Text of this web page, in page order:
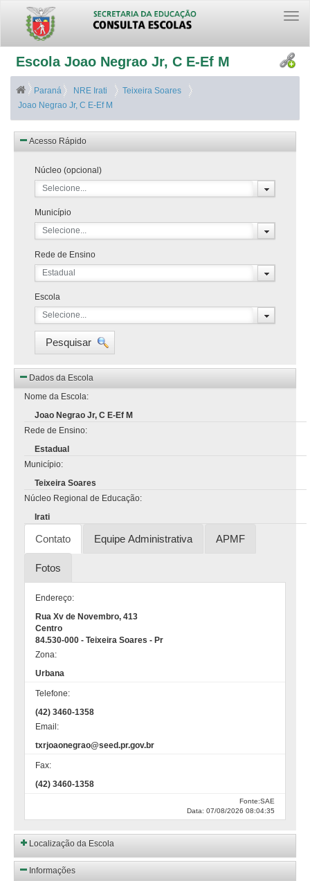
Escola Joao Negrao Jr, C E-Ef M
Paraná NRE Irati
Teixeira Soares
Joao Negrao Jr, C E-Ef M
Acesso Rápido
Núcleo (opcional)
Selecione...
Município
Selecione...
Rede de Ensino
Estadual
Escola
Selecione...
Pesquisar
Dados da Escola
Nome da Escola:
Joao Negrao Jr, C E-Ef M
Rede de Ensino:
Estadual
Município:
Teixeira Soares
Núcleo Regional de Educação:
Irati
Contato Equipe Administrativa APMF
Fotos
Endereço:
Rua Xv de Novembro, 413
Centro
84.530-000 - Teixeira Soares - Pr
Zona:
Urbana
Telefone:
(42) 3460-1358
Email:
txrjoaonegrao@seed.pr.gov.br
Fax:
(42) 3460-1358
Fonte:SAE
Data: 07/08/2026 08:04:35
Localização da Escola
Informações